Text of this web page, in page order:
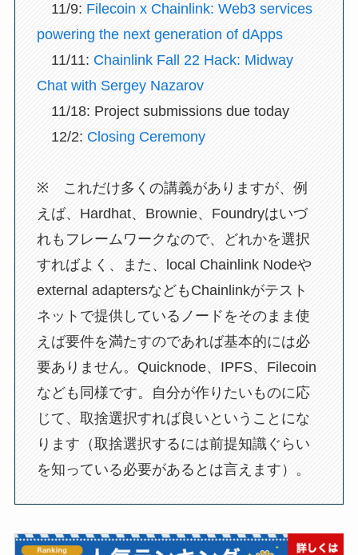
11/9: Filecoin x Chainlink: Web3 services
powering the next generation of dApps
11/11: Chainlink Fall 22 Hack: Midway
Chat with Sergey Nazarov
11/18: Project submissions due today
12/2: Closing Ceremony
※ これだけ多くの講義がありますが、例
えば、Hardhat、Brownie、Foundryはいづ
れもフレームワークなので、どれかを選択
すればよく、また、local Chainlink Nodeや
external adaptersなどもChainlinkがテスト
ネットで提供しているノードをそのまま使
えば要件を満たすのであれば基本的には必
要ありません。Quicknode、IPFS、Filecoin
なども同様です。自分が作りたいものに応
じて、取捨選択すれば良いということにな
ります（取捨選択するには前提知識ぐらい
を知っている必要があるとは言えます）。